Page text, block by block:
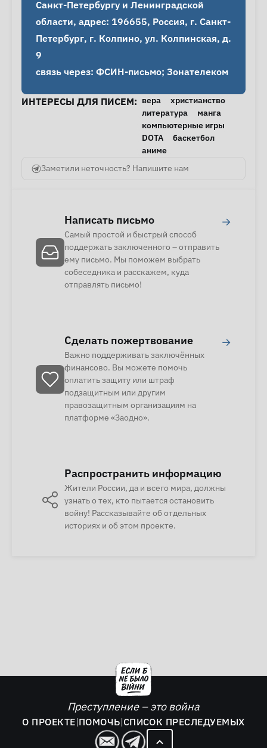
Санкт-Петербургу и Ленинградской
области, адрес: 196655, Россия, г. Санкт-
Петербург, г. Колпино, ул. Колпинская, д.
9
связь через: ФСИН-письмо; Зонателеком
ИНТЕРЕСЫ ДЛЯ ПИСЕМ: вера
христианство
литература
манга
компьютерные игры
DOTA
баскетбол
аниме
Заметили неточность? Напишите нам
Написать письмо
Самый простой и быстрый способ
поддержать заключенного – отправить
ему письмо. Мы поможем выбрать
собеседника и расскажем, куда
отправлять письмо!
→
Сделать пожертвование
Важно поддерживать заключённых
финансово. Вы можете помочь
оплатить защиту или штраф
подзащитным или другим
правозащитным организациям на
платформе «Заодно».
→
Распространить информацию
Жители России, да и всего мира, должны
узнать о тех, кто пытается остановить
войну! Рассказывайте об отдельных
историях и об этом проекте.
Преступление – это война
О ПРОЕКТЕ|ПОМОЧЬ|СПИСОК ПРЕСЛЕДУЕМЫХ